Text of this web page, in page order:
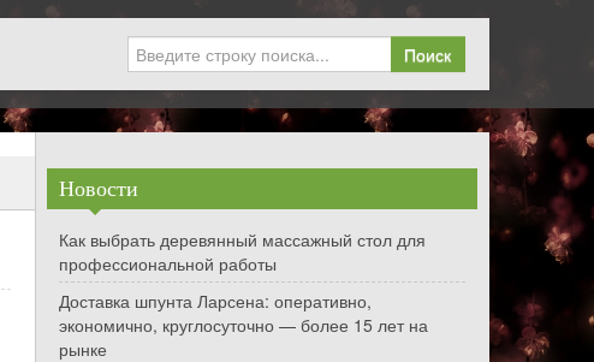
Поиск
Новости
Как выбрать деревянный массажный стол для
профессиональной работы
Доставка шпунта Ларсена: оперативно,
экономично, круглосуточно — более 15 лет на
рынке